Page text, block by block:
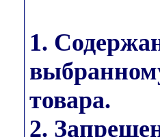
1.
товара.
2.